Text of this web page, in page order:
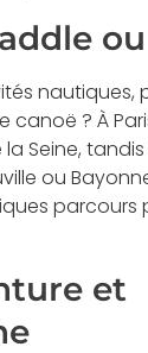
nautiques,
canoë ? À
Seine,
ou
parcours
et